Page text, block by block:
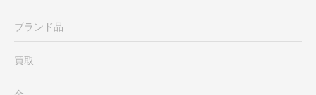
ブランド品
買取